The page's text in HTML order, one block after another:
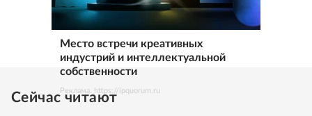
Место встречи креативных
индустрий и интеллектуальной
собственности
Реклама. https://ipquorum.ru
Сейчас читают